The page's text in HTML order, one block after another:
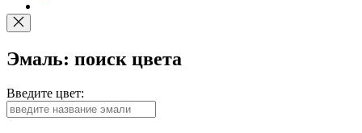
Эмаль: поиск цвета
Введите цвет: